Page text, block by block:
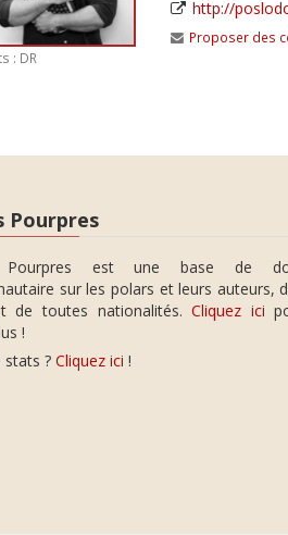
: DR
http://
Proposer des
Pourpres
Pourpres est une base de
sur les polars et leurs auteurs,
de toutes nationalités.Cliquez ici
!
stats ? Cliquez ici !